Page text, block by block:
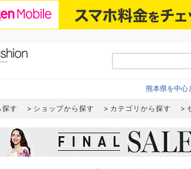
熊本県を中心
探す ショップから探す カテゴリから探す